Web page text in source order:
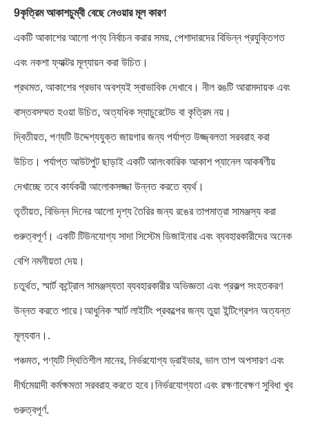
9কৃত্রিম আকাশচুম্বী বেছে নেওয়ার মূল কারণ
একটি আকাশের আলো পণ্য নির্বাচন করার সময়, পেশাদারদের বিভিন্ন প্রযুক্তিগত
এবং নকশা ফ্যাক্টর মূল্যায়ন করা উচিত।
প্রথমত, আকাশের প্রভাব অবশ্যই স্বাভাবিক দেখাবে। নীল রঙটি আরামদায়ক এবং
বাস্তবসম্মত হওয়া উচিত, অত্যধিক স্যাচুরেটেড বা কৃত্রিম নয়।
দ্বিতীয়ত, পণ্যটি উদ্দেশ্যযুক্ত জায়গার জন্য পর্যাপ্ত উজ্জ্বলতা সরবরাহ করা
উচিত। পর্যাপ্ত আউটপুট ছাড়াই একটি আলংকারিক আকাশ প্যানেল আকর্ষণীয়
দেখাচ্ছে তবে কার্যকরী আলোকসজ্জা উন্নত করতে ব্যর্থ।
তৃতীয়ত, বিভিন্ন দিনের আলো দৃশ্য তৈরির জন্য রঙের তাপমাত্রা সামঞ্জস্য করা
গুরুত্বপূর্ণ। একটি টিউনযোগ্য সাদা সিস্টেম ডিজাইনার এবং ব্যবহারকারীদের অনেক
বেশি নমনীয়তা দেয়।
চতুর্থত, স্মার্ট কন্ট্রোল সামঞ্জস্যতা ব্যবহারকারীর অভিজ্ঞতা এবং প্রকল্প সংহতকরণ
উন্নত করতে পারে।আধুনিক স্মার্ট লাইটিং প্রকল্পের জন্য তুয়া ইন্টিগ্রেশন অত্যন্ত
মূল্যবান।.
পঞ্চমত, পণ্যটি স্থিতিশীল মানের, নির্ভরযোগ্য ড্রাইভার, ভাল তাপ অপসারণ এবং
দীর্ঘমেয়াদী কর্মক্ষমতা সরবরাহ করতে হবে।নির্ভরযোগ্যতা এবং রক্ষণাবেক্ষণ সুবিধা খুব
গুরুত্বপূর্ণ.